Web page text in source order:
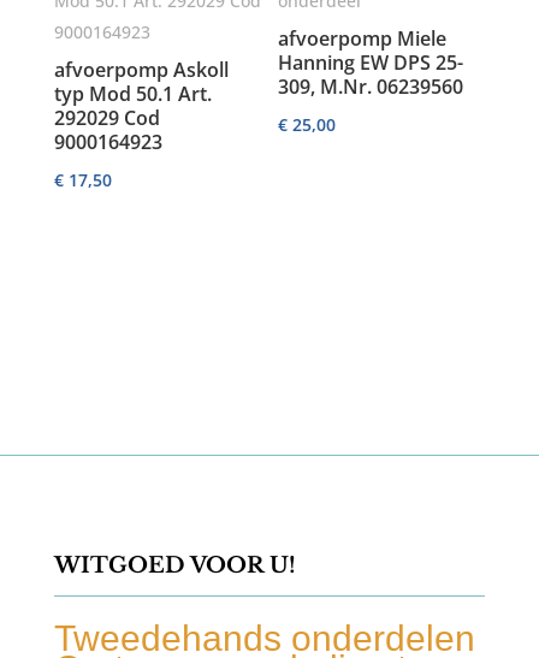
afvoerpomp Askoll
typ Mod 50.1 Art.
292029 Cod
9000164923
€17,50
afvoerpomp Miele
Hanning EW DPS 25-
309, M.Nr. 06239560
€ 25,00
WITGOED VOOR U!
Tweedehands onderdelen